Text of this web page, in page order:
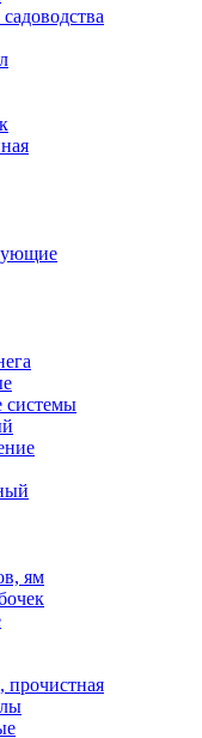
системы
ям
прочистная